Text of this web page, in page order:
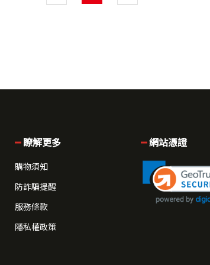
瞭解更多
購物須知
防詐騙提醒
服務條款
隱私權政策
網站憑證